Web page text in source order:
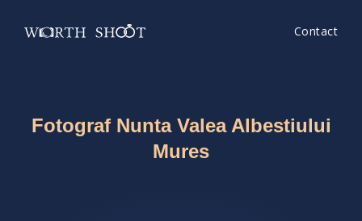
Contact
Fotograf Nunta Valea Albestiului
Mures